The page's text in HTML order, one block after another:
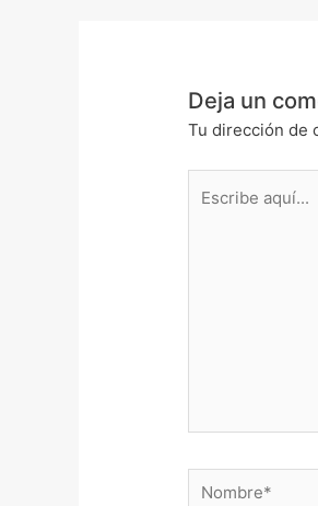
Deja un
Tu dirección de
Nombre*